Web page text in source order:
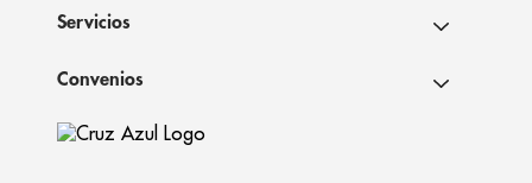
Servicios
Convenios